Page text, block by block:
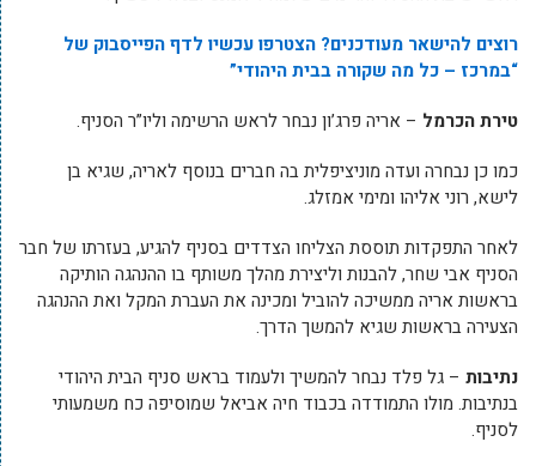
רוצים להישאר מעודכנים? הצטרפו עכשיו לדף הפייסבוק של
“במרכז – כל מה שקורה בבית היהודי”
טירת הכרמל – אריה פרג’ון נבחר לראש הרשימה וליו”ר הסניף.
כמו כן נבחרה ועדה מוניציפלית בה חברים בנוסף לאריה, שגיא בן
לישא, רוני אליהו ומימי אמזלג.
לאחר התפקדות תוססת הצליחו הצדדים בסניף להגיע, בעזרתו של חבר
הסניף אבי שחר, להבנות וליצירת מהלך משותף בו ההנהגה הותיקה
בראשות אריה ממשיכה להוביל ומכינה את העברת המקל ואת ההנהגה
הצעירה בראשות שגיא להמשך הדרך.
נתיבות – גל פלד נבחר להמשיך ולעמוד בראש סניף הבית היהודי
בנתיבות. מולו התמודדה בכבוד חיה אביאל שמוסיפה כח משמעותי
לסניף.